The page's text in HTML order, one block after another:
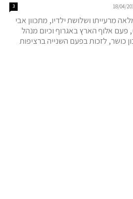
18/04/
3
מרעייתו ושלושת ילדיו, מתכוון אבי
(38), פעם אלוף הארץ באגרוף וכיום מנהל
כושר, לזכות בפעם השנייה ברציפות